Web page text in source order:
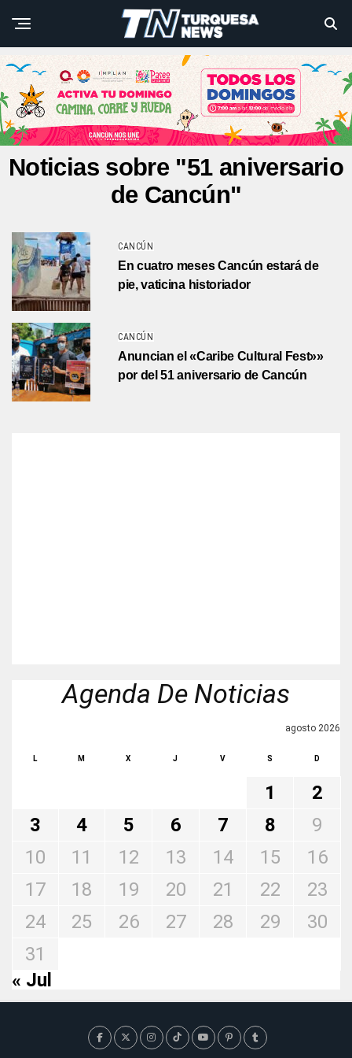
Noticias sobre "51 aniversario
de Cancún"
CANCÚN
En cuatro meses Cancún estará de
pie, vaticina historiador
CANCÚN
Anuncian el «Caribe Cultural Fest»»
por del 51 aniversario de Cancún
Agenda De Noticias
agosto 2026
L M X J V S D
1
2
3
4 5 6 7 8
9
10
11 12 13 14 15
16
17
18 19 20 21 22
23
24
25 26 27 28 29
30
31
« Jul